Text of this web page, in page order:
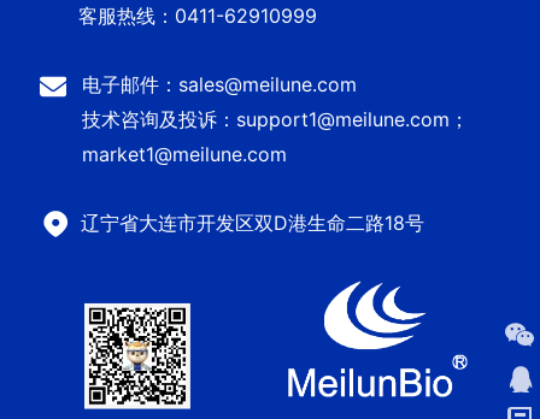
客服热线：0411-62910999
电子邮件：sales@meilune.com
技术咨询及投诉：support1@meilune.com；
market1@meilune.com
辽宁省大连市开发区双D港生命二路18号